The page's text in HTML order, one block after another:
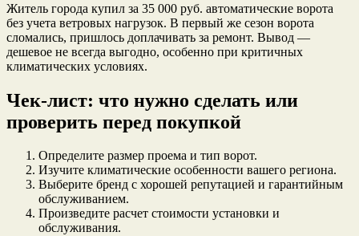
Житель города купил за 35 000 руб. автоматические ворота
без учета ветровых нагрузок. В первый же сезон ворота
сломались, пришлось доплачивать за ремонт. Вывод —
дешевое не всегда выгодно, особенно при критичных
климатических условиях.
Чек-лист: что нужно сделать или
проверить перед покупкой
Определите размер проема и тип ворот.
Изучите климатические особенности вашего региона.
Выберите бренд с хорошей репутацией и гарантийным
обслуживанием.
Произведите расчет стоимости установки и
обслуживания.